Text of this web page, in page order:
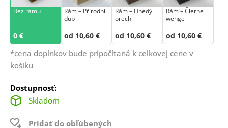
Bez rámu
0 €
Rám –⁠⁠⁠⁠⁠⁠ Přírodní
dub
od 10,60 €
Rám – Hnedý
orech
od 10,60 €
Rám – Čierne
wenge
od 10,60 €
*cena doplnkov bude pripočítaná k celkovej cene v
košíku
Dostupnosť:
Skladom
Pridať do obľúbených